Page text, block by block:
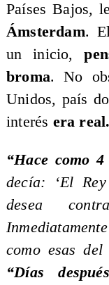
Países Bajos,
Ámsterdam.
un inicio,
broma. No
Unidos, país
interés era real.
“Hace como 4
decía: ‘El
desea
como esas
“Días